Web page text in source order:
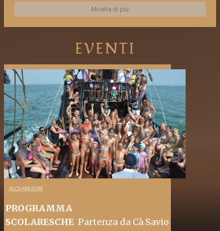
Mostra di più
EVENTI
SCOLARESCHE
PROGRAMMA
SCOLARESCHE Partenza da Cà Savio